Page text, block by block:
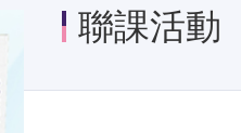
聯課活動